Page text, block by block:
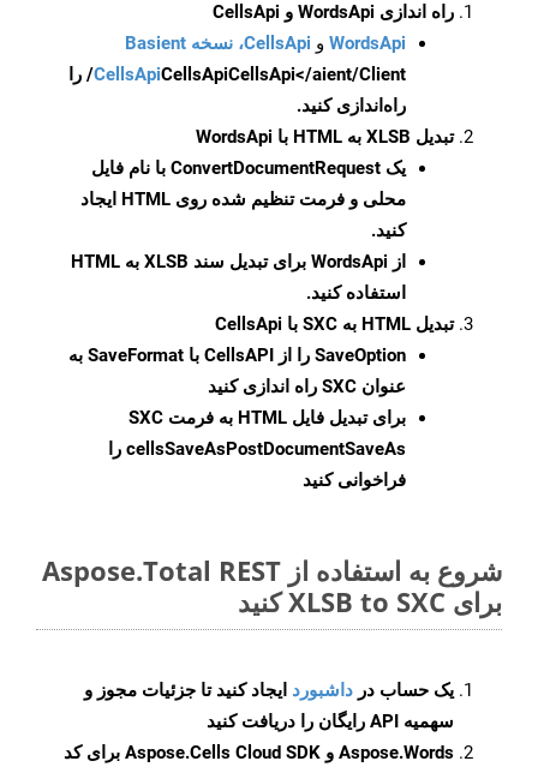
راه اندازی WordsApi و CellsApi
WordsApi و CellsApi، نسخه Basient
CellsApiCellsApi
CellsApi</aient/Client/ را
راه‌اندازی کنید.
تبدیل XLSB به HTML با WordsApi
یک ConvertDocumentRequest با نام فایل
محلی و فرمت تنظیم شده روی HTML ایجاد
کنید.
از WordsApi برای تبدیل سند XLSB به HTML
استفاده کنید.
تبدیل HTML به SXC با CellsApi
SaveOption
را از CellsAPI با SaveFormat به
عنوان SXC راه اندازی کنید
برای تبدیل فایل HTML به فرمت
SXC
cellsSaveAsPostDocumentSaveAs را
فراخوانی کنید
شروع به استفاده از Aspose.Total REST
برای XLSB to SXC کنید
یک حساب در داشبورد ایجاد کنید تا جزئیات مجوز و
سهمیه API رایگان را دریافت کنید
Aspose.Words و Aspose.Cells Cloud SDK برای کد